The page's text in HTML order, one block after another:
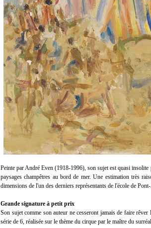
Peinte par André Even (1918-1996), son sujet est quasi
paysages champêtres au bord de mer. Une estimation très
dimensions de l'un des derniers représentants de l'école de
Grande signature à petit prix
Son sujet comme son auteur ne cesseront jamais de faire rêver
série de 6, réalisée sur le thème du cirque par le maître du